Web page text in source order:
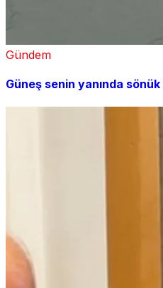
Gündem
Güneş senin yanında